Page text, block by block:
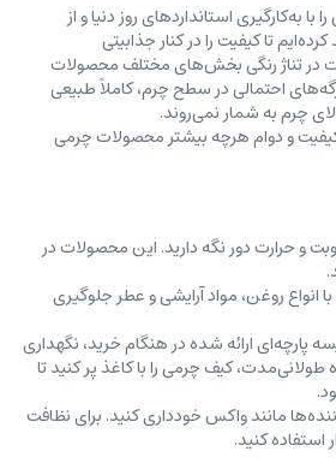
به‌کارگیری استانداردهای روز دنیا و از
تا کیفیت را در کنار جذابیتی
در تناژ رنگی بخش‌های مختلف محصولات
احتمالی در سطح چرم، کاملاً طبیعی
چرم به شمار نمی‌روند.
و دوام هرچه بیشتر محصولات چرمی
و حرارت دور نگه دارید. این محصولات در
روغن‌، مواد آرایشی و عطر جلوگیری
پارچه‌ای ارائه شده در هنگام خرید، ‌نگهداری
کیف‌ چرمی را با کاغذ پر کنید تا
مانند واکس خودداری کنید. برای نظافت
استفاده کنید.